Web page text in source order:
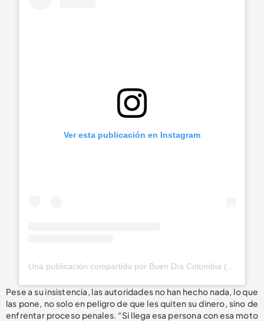
Ver esta publicación en Instagram
Pese a su insistencia, las autoridades no han hecho nada, lo que
las pone, no solo en peligro de que les quiten su dinero, sino de
enfrentar proceso penales. “Si llega esa persona con esa moto